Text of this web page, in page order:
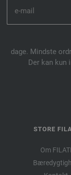
dage. Mindste
Der kan kun
STORE
Om FILATI